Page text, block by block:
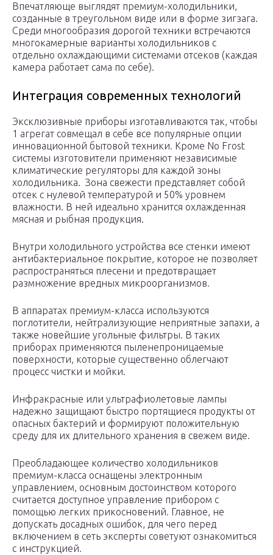
Впечатляюще выглядят премиум-холодильники,
созданные в треугольном виде или в форме зигзага.
Среди многообразия дорогой техники встречаются
многокамерные варианты холодильников с
отдельно охлаждающими системами отсеков (каждая
камера работает сама по себе).
Интеграция современных технологий
Эксклюзивные приборы изготавливаются так, чтобы
1 агрегат совмещал в себе все популярные опции
инновационной бытовой техники. Кроме No Frost
системы изготовители применяют независимые
климатические регуляторы для каждой зоны
холодильника. Зона свежести представляет собой
отсек с нулевой температурой и 50% уровнем
влажности. В ней идеально хранится охлажденная
мясная и рыбная продукция.
Внутри холодильного устройства все стенки имеют
антибактериальное покрытие, которое не позволяет
распространяться плесени и предотвращает
размножение вредных микроорганизмов.
В аппаратах премиум-класса используются
поглотители, нейтрализующие неприятные запахи, а
также новейшие угольные фильтры. В таких
приборах применяются пыленепроницаемые
поверхности, которые существенно облегчают
процесс чистки и мойки.
Инфракрасные или ультрафиолетовые лампы
надежно защищают быстро портящиеся продукты от
опасных бактерий и формируют положительную
среду для их длительного хранения в свежем виде.
Преобладающее количество холодильников
премиум-класса оснащены электронным
управлением, основным достоинством которого
считается доступное управление прибором с
помощью легких прикосновений. Главное, не
допускать досадных ошибок, для чего перед
включением в сеть эксперты советуют ознакомиться
с инструкцией.